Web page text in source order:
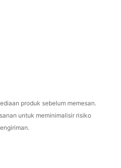
produk sebelum memesan.
untuk meminimalisir risiko